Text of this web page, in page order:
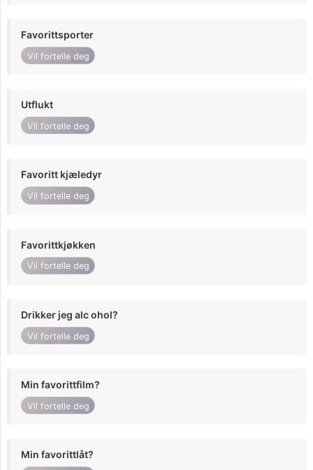
Favorittsporter
Vil fortelle deg
Utflukt
Vil fortelle deg
Favoritt kjæledyr
Vil fortelle deg
Favorittkjøkken
Vil fortelle deg
Drikker jeg alc ohol?
Vil fortelle deg
Min favorittfilm?
Vil fortelle deg
Min favorittlåt?